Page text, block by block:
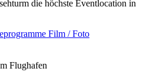
die höchste Eventlocation in
Film / Foto
Flughafen